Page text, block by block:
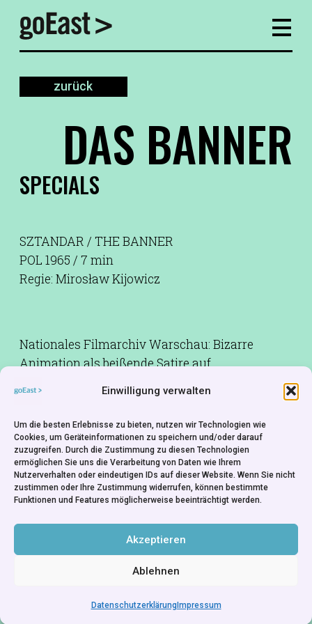
Einwilligung verwalten
Um die besten Erlebnisse zu bieten, nutzen wir Technologien wie
Cookies, um Geräteinformationen zu speichern und/oder darauf
zuzugreifen. Durch die Zustimmung zu diesen Technologien
ermöglichen Sie uns die Verarbeitung von Daten wie Ihrem
Nutzerverhalten oder eindeutigen IDs auf dieser Website. Wenn Sie nicht
zustimmen oder Ihre Zustimmung widerrufen, können bestimmte
Funktionen und Features möglicherweise beeinträchtigt werden.
Akzeptieren
Ablehnen
DatenschutzerklärungImpressum
zurück
DAS BANNER
SPECIALS
SZTANDAR / THE BANNER
POL 1965 / 7 min
Regie: Mirosław Kijowicz
Nationales Filmarchiv Warschau: Bizarre
Animation als beißende Satire auf
Strassenkundgebung darf man ohne
obligatorisches Banner gar nicht erst
teilnehmen. Oder vielleicht doch?
Kamera:Henryk Ryszka
Musik:Krzysztof Komeda-Trzciński